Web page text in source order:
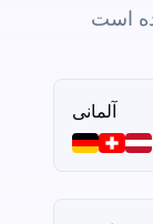
آلمانی